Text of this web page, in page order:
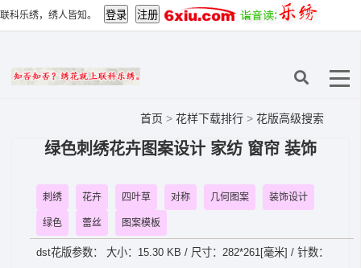
联科乐绣，绣人皆知。
首页 > 花样下载排行 > 花版高级搜索
绿色刺绣花卉图案设计 家纺 窗帘 装饰
刺绣 花卉 四叶草 对称 几何图案 装饰设计
绿色 蕾丝 图案模板
dst花版参数： 大小：15.30 KB / 尺寸：282*261[毫米] / 针数：